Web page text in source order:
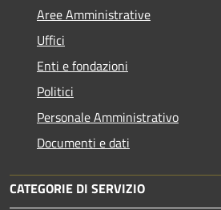
Aree Amministrative
Uffici
Enti e fondazioni
Politici
Personale Amministrativo
Documenti e dati
CATEGORIE DI SERVIZIO